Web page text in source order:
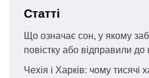
Статті
Що означає сон, у якому
повістку або відправили
Чехія і Харків: чому тисячі